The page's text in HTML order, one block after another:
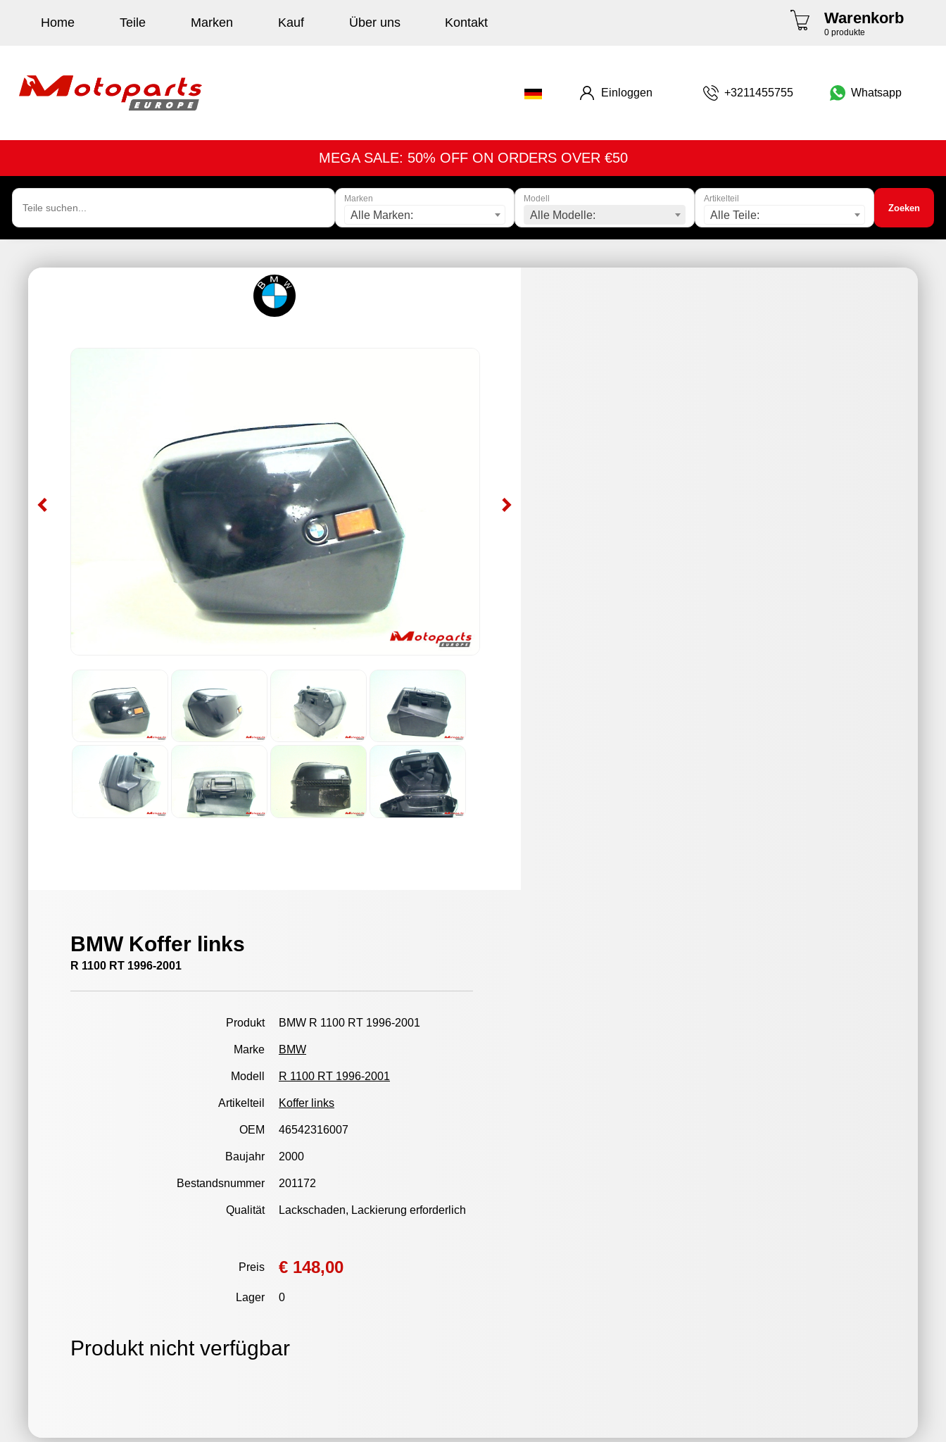
Warenkorb
0 produkte
Home Teile Marken Kauf Über uns Kontakt
Whatsapp
+3211455755
Einloggen
MEGA SALE: 50% OFF ON ORDERS OVER €50
Marken
Alle Marken:
Modell
Alle Modelle:
Artikelteil
Alle Teile:
Zoeken
BMW Koffer links
R 1100 RT 1996-2001
Produkt BMW R 1100 RT 1996-2001
Marke BMW
Modell R 1100 RT 1996-2001
Artikelteil Koffer links
OEM 46542316007
Baujahr 2000
Bestandsnummer 201172
Qualität Lackschaden, Lackierung erforderlich
Preis € 148,00
Lager 0
Produkt nicht verfügbar